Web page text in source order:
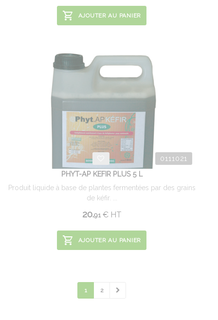
AJOUTER AU PANIER
0111021
PHYT-AP KEFIR PLUS 5 L
Produit liquide à base de plantes fermentées par des grains
de kéfir. ...
20.91 €HT
AJOUTER AU PANIER
1 2